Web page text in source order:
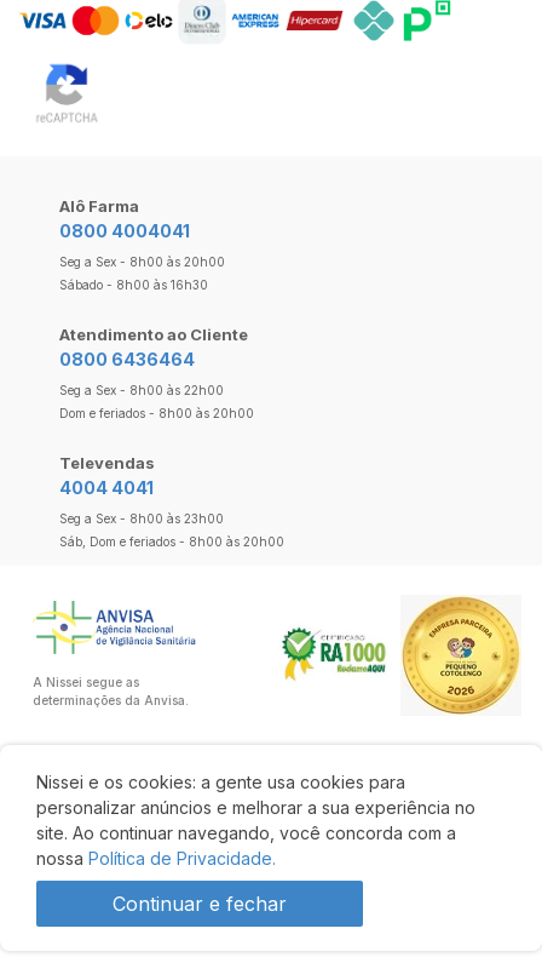
R$ 140,41
Nissei e os cookies: a gente usa cookies para
personalizar anúncios e melhorar a sua experiência no
site. Ao continuar navegando, você concorda com a
nossa Política de Privacidade.
Continuar e fechar
Alô Farma
0800 4004041
Seg a Sex - 8h00 às 20h00
Sábado - 8h00 às 16h30
Atendimento ao Cliente
0800 6436464
Seg a Sex - 8h00 às 22h00
Dom e feriados - 8h00 às 20h00
Televendas
4004 4041
Seg a Sex - 8h00 às 23h00
Sáb, Dom e feriados - 8h00 às 20h00
A Nissei segue as
determinações da Anvisa.